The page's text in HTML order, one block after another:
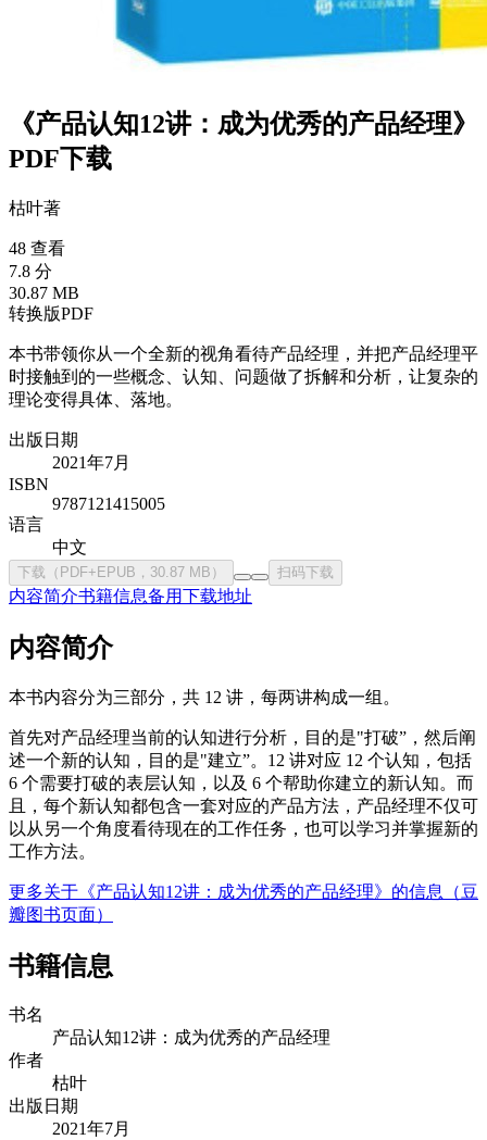
《产品认知12讲：成为优秀的产品经理》
PDF下载
枯叶著
48 查看
7.8 分
30.87 MB
转换版PDF
本书带领你从一个全新的视角看待产品经理，并把产品经理平
时接触到的一些概念、认知、问题做了拆解和分析，让复杂的
理论变得具体、落地。
出版日期
2021年7月
ISBN
9787121415005
语言
中文
下载（PDF+EPUB，30.87 MB） 扫码下载
内容简介书籍信息备用下载地址
内容简介
本书内容分为三部分，共 12 讲，每两讲构成一组。
首先对产品经理当前的认知进行分析，目的是"打破”，然后阐
述一个新的认知，目的是"建立”。12 讲对应 12 个认知，包括
6 个需要打破的表层认知，以及 6 个帮助你建立的新认知。而
且，每个新认知都包含一套对应的产品方法，产品经理不仅可
以从另一个角度看待现在的工作任务，也可以学习并掌握新的
工作方法。
更多关于《产品认知12讲：成为优秀的产品经理》的信息（豆
瓣图书页面）
书籍信息
书名
产品认知12讲：成为优秀的产品经理
作者
枯叶
出版日期
2021年7月